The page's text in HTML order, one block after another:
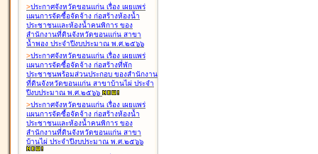
>ประกาศจังหวัดขอนแก่น เรื่อง เผยแพร่
แผนการจัดซื้อจัดจ้าง ก่อสร้างห้องน้ำ
ประชาชนและห้องน้ำคนพิการ ของ
สำนักงานที่ดินจังหวัดขอนแก่น สาขา
น้ำพอง ประจำปีงบประมาณ พ.ศ.๒๕๖๖
>ประกาศจังหวัดขอนแก่น เรื่อง เผยแพร่
แผนการจัดซื้อจัดจ้าง ก่อสร้างที่พัก
ประชาชนพร้อมส่วนประกอบ ของสำนักงาน
ที่ดินจังหวัดขอนแก่น สาขาบ้านไผ่ ประจำ
ปีงบประมาณ พ.ศ.๒๕๖๖
>ประกาศจังหวัดขอนแก่น เรื่อง เผยแพร่
แผนการจัดซื้อจัดจ้าง ก่อสร้างห้องน้ำ
ประชาชนและห้องน้ำคนพิการ ของ
สำนักงานที่ดินจังหวัดขอนแก่น สาขา
บ้านไผ่ ประจำปีงบประมาณ พ.ศ.๒๕๖๖